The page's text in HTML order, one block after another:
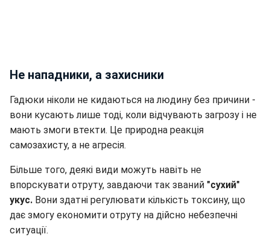
Не нападники, а захисники
Гадюки ніколи не кидаються на людину без причини -
вони кусають лише тоді, коли відчувають загрозу і не
мають змоги втекти. Це природна реакція
самозахисту, а не агресія.
Більше того, деякі види можуть навіть не
впорскувати отруту, завдаючи так званий "сухий"
укус. Вони здатні регулювати кількість токсину, що
дає змогу економити отруту на дійсно небезпечні
ситуації.